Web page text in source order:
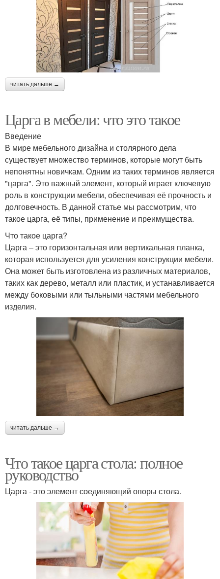
читать дальше →
Царга в мебели: что это такое
Введение
В мире мебельного дизайна и столярного дела
существует множество терминов, которые могут быть
непонятны новичкам. Одним из таких терминов является
"царга". Это важный элемент, который играет ключевую
роль в конструкции мебели, обеспечивая её прочность и
долговечность. В данной статье мы рассмотрим, что
такое царга, её типы, применение и преимущества.
Что такое царга?
Царга – это горизонтальная или вертикальная планка,
которая используется для усиления конструкции мебели.
Она может быть изготовлена из различных материалов,
таких как дерево, металл или пластик, и устанавливается
между боковыми или тыльными частями мебельного
изделия.
читать дальше →
Что такое царга стола: полное
руководство
Царга - это элемент соединяющий опоры стола.